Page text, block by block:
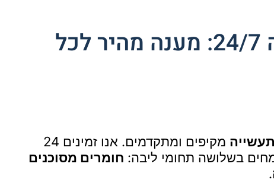
שירותי חירום לתעשייה 24/7: מענה מהיר לכל
מקיפים ומתקדמים. אנו זמינים 24
בשלושה תחומי ליבה: חומרים מסוכנים
.